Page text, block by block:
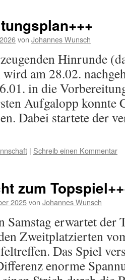
von Johannes Wunsch
Hinrunde
am 28.02.
in die
Aufgalopp konnte
Dabei startete der
| Schreib einen Kommentar
zum
2025von Johannes Wunsch
Samstag erwartet der
Zweitplatzierten
Das Spiel
enorme